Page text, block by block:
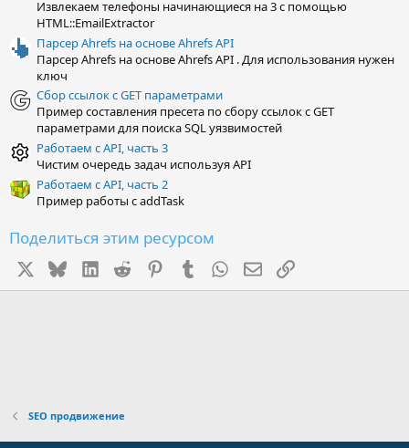
Извлекаем телефоны начинающиеся на 3 с помощью
HTML::EmailExtractor
Парсер Ahrefs на основе Ahrefs API
Парсер Ahrefs на основе Ahrefs API . Для использования нужен
ключ
Сбор ссылок с GET параметрами
Пример составления пресета по сбору ссылок с GET
параметрами для поиска SQL уязвимостей
Работаем с API, часть 3
Чистим очередь задач используя API
Работаем с API, часть 2
Пример работы с addTask
Поделиться этим ресурсом
BlueskyLinkedIn
Reddit PinterestTumblr WhatsApp
Электронная почта
Ссылка
SEO продвижение